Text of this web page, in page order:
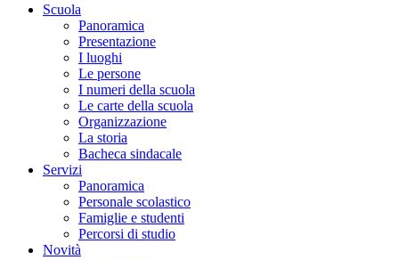
Scuola
Panoramica
Presentazione
I luoghi
Le persone
I numeri della scuola
Le carte della scuola
Organizzazione
La storia
Bacheca sindacale
Servizi
Panoramica
Personale scolastico
Famiglie e studenti
Percorsi di studio
Novità